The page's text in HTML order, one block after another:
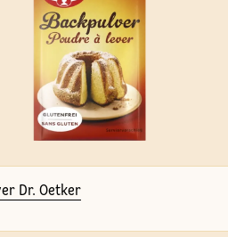
Dr. Oetker